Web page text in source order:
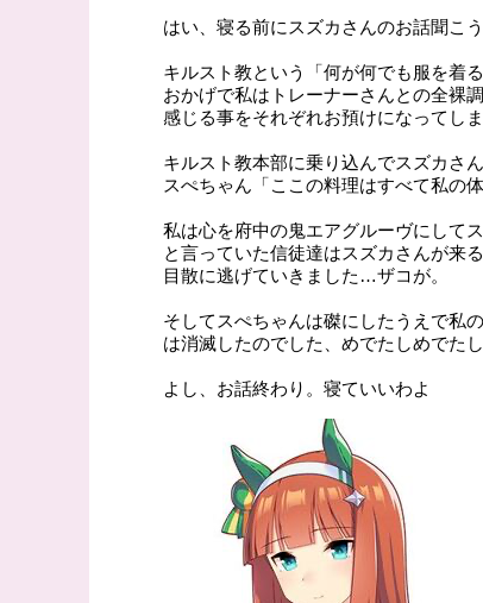
はい、寝る前にスズカさんのお話聞こ
キルスト教という「何が何でも服を着
おかげで私はトレーナーさんとの全裸
感じる事をそれぞれお預けになってし
キルスト教本部に乗り込んでスズカ
スぺちゃん「ここの料理はすべて私の
私は心を府中の鬼エアグルーヴにして
と言っていた信徒達はスズカさんが来
目散に逃げていきました…ザコが。
そしてスぺちゃんは磔にしたうえで私
は消滅したのでした、めでたしめでたし
よし、お話終わり。寝ていいわよ